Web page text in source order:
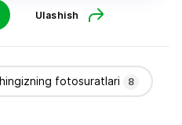
Ulashish
fotosuratlari 8